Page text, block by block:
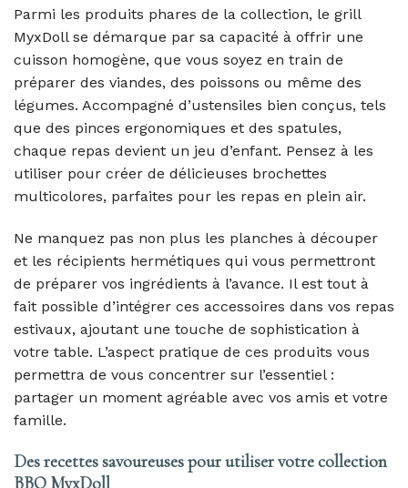
Parmi les produits phares de la collection, le grill
MyxDoll se démarque par sa capacité à offrir une
cuisson homogène, que vous soyez en train de
préparer des viandes, des poissons ou même des
légumes. Accompagné d’ustensiles bien conçus, tels
que des pinces ergonomiques et des spatules,
chaque repas devient un jeu d’enfant. Pensez à les
utiliser pour créer de délicieuses brochettes
multicolores, parfaites pour les repas en plein air.
Ne manquez pas non plus les planches à découper
et les récipients hermétiques qui vous permettront
de préparer vos ingrédients à l’avance. Il est tout à
fait possible d’intégrer ces accessoires dans vos repas
estivaux, ajoutant une touche de sophistication à
votre table. L’aspect pratique de ces produits vous
permettra de vous concentrer sur l’essentiel :
partager un moment agréable avec vos amis et votre
famille.
Des recettes savoureuses pour utiliser votre collection
BBQ MyxDoll